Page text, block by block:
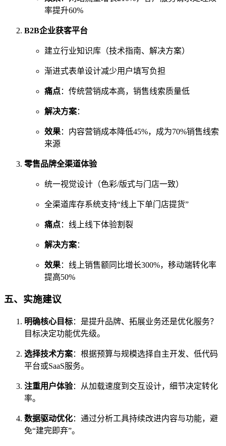
率提升60%
B2B企业获客平台
建立行业知识库（技术指南、解决方案）
渐进式表单设计减少用户填写负担
痛点：传统营销成本高，销售线索质量低
解决方案：
效果：内容营销成本降低45%，成为70%销售线索
来源
零售品牌全渠道体验
统一视觉设计（色彩/版式与门店一致）
全渠道库存系统支持“线上下单门店提货”
痛点：线上线下体验割裂
解决方案：
效果：线上销售额同比增长300%，移动端转化率
提高50%
五、实施建议
明确核心目标：是提升品牌、拓展业务还是优化服务？
目标决定功能优先级。
选择技术方案：根据预算与规模选择自主开发、低代码
平台或SaaS服务。
注重用户体验：从加载速度到交互设计，细节决定转化
率。
数据驱动优化：通过分析工具持续改进内容与功能，避
免“建完即弃”。